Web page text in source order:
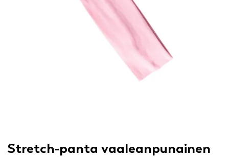
Stretch-panta vaaleanpunainen